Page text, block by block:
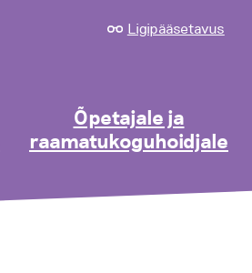
Ligipääsetavus
Õpetajale ja
raamatukoguhoidjale